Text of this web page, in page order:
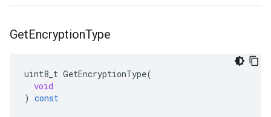
GetEncryptionType
uint8_t GetEncryptionType(
void
) const